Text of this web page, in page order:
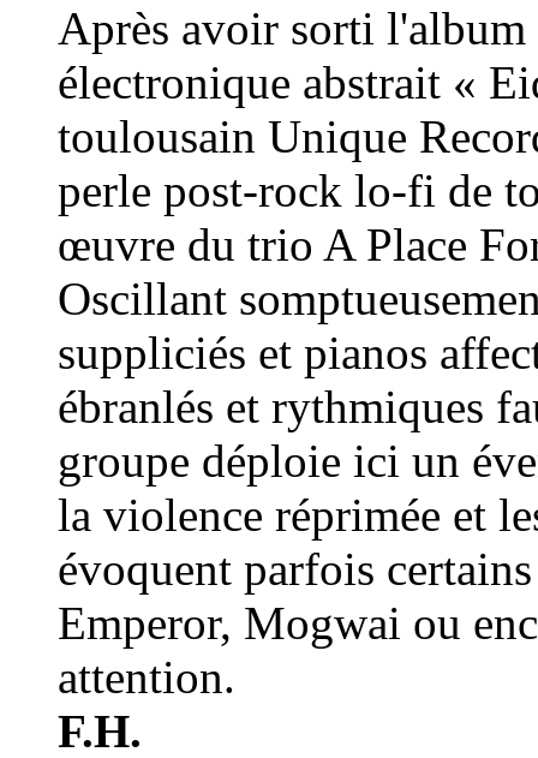
Après avoir sorti
électronique abstrait «
toulousain Unique
perle post-rock lo-fi de
œuvre du trio A Place
Oscillant
suppliciés et pianos
ébranlés et rythmiques
groupe déploie ici un
la violence réprimée et
évoquent parfois
Emperor, Mogwai ou
attention.
F.H.